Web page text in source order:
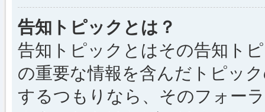
告知トピックとは？
告知トピックとはその告知ト
の重要な情報を含んだトピッ
するつもりなら、そのフォー